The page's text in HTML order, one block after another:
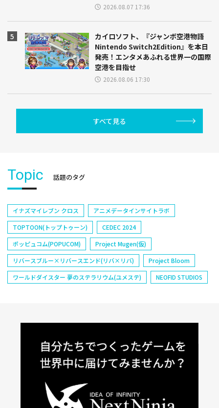
2026.08.07 17:36
カイロソフト、『ジャンボ空港物語
Nintendo Switch2Edition』を本日
発売！エンタメあふれる世界一の国際
空港を目指せ
2026.08.06 17:30
すべて見る
Topic 話題のタグ
イナズマイレブン クロス
アニメデータインサイトラボ
TOPTOON(トップトゥーン)
CEDEC 2024
ポッピュコム(POPUCOM)
Project Mugen(仮)
リバースブルー×リバースエンド(リバ×リバ)
Project Bloom
ワールドダイスター 夢のステラリウム(ユメステ)
NEOFID STUDIOS